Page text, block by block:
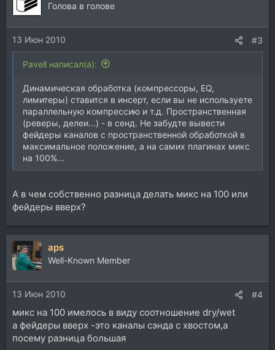
Голова в голове
13 Июн 2010 #3
Pavell написал(а):
Динамическая обработка (компрессоры, EQ,
лимитеры) ставится в инсерт, если вы не используете
параллельную компрессию и т.д. Пространственная
(реверы, делеи...) - в сенд. Не забудте вывести
фейдеры каналов с пространственной обработкой в
максимальное положение, а на самих плагинах микс
на 100%...
А в чем собственно разница делать микс на 100 или
фейдеры вверх?
aps
Well-Known Member
13 Июн 2010 #4
микс на 100 имелось в виду соотношение dry/wet
а фейдеры вверх -это каналы сэнда с хвостом,а
посему разница большая